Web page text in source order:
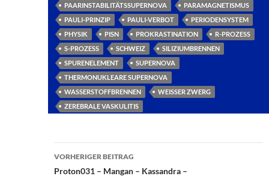
PAARINSTABILITÄTSSUPERNOVA
PARAMAGNETISMUS
PAULI-PRINZIP
PAULI-VERBOT
PERIODENSYSTEM
PHYSIK
PISN PROKRASTINATION
R-PROZESS
S-PROZESS
SCHWEIZ
SILIZIUMBRENNEN
SPURENELEMENT
SUPERNOVA
THERMONUKLEARE SUPERNOVA
WASSERSTOFFBRENNEN
WEISSER ZWERG
ZEREBRALE VASKULITIS
Beitragsnavigation
VORHERIGER BEITRAG
Proton031 – Mangan – Kassandra –